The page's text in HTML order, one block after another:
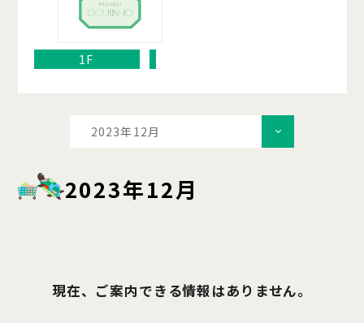
1F
2023年12月
2023年12月
現在、ご案内できる情報はありません。